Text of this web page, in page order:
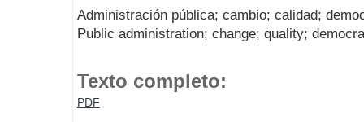
Administración pública; cambio; calidad;
Public administration; change; quality;
Texto completo:
PDF